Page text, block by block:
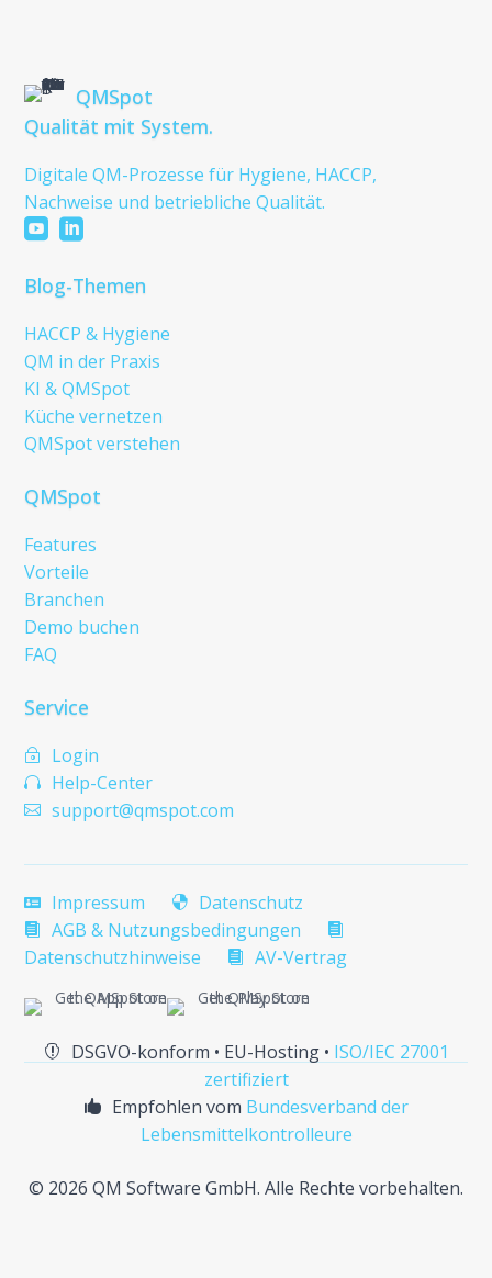
QMSpot
Qualität mit System.
Digitale QM-Prozesse für Hygiene, HACCP,
Nachweise und betriebliche Qualität.


Blog-Themen
HACCP & Hygiene
QM in der Praxis
KI & QMSpot
Küche vernetzen
QMSpot verstehen
QMSpot
Features
Vorteile
Branchen
Demo buchen
FAQ
Service
~ Login
 Help-Center
 support@qmspot.com
 Impressum  Datenschutz
 AGB & Nutzungsbedingungen 
Datenschutzhinweise  AV-Vertrag
 DSGVO-konform • EU-Hosting • ISO/IEC 27001
zertifiziert
 Empfohlen vom Bundesverband der
Lebensmittelkontrolleure
© 2026 QM Software GmbH. Alle Rechte vorbehalten.